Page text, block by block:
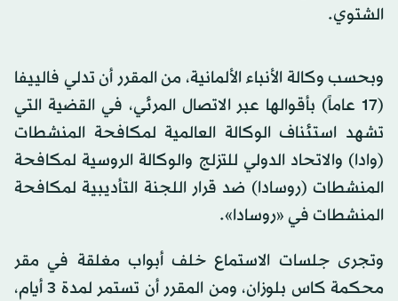
الشتوي.
وبحسب وكالة الأنباء الألمانية، من المقرر أن تدلي فالييفا
(17 عاماً) بأقوالها عبر الاتصال المرئي، في القضية التي
تشهد استئناف الوكالة العالمية لمكافحة المنشطات
(وادا) والاتحاد الدولي للتزلج والوكالة الروسية لمكافحة
المنشطات (روسادا) ضد قرار اللجنة التأديبية لمكافحة
المنشطات في «روسادا».
وتجرى جلسات الاستماع خلف أبواب مغلقة في مقر
محكمة كاس بلوزان، ومن المقرر أن تستمر لمدة 3 أيام،